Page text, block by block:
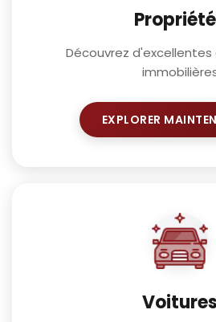
Découvrez
EXPLORER
Voitures